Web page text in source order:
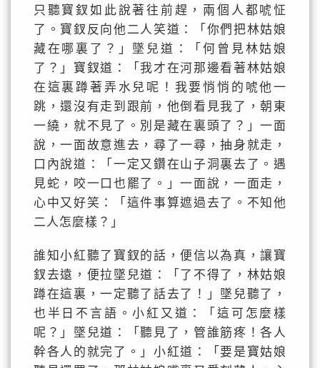
只聽寶釵如此說著往前趕，兩個人都唬怔
了。寶釵反向他二人笑道：「你們把林姑娘
藏在哪裏了？」墜兒道：「何曾見林姑娘
了？」寶釵道：「我才在河那邊看著林姑娘
在這裏蹲著弄水兒呢！我要悄悄的唬他一
跳，還沒有走到跟前，他倒看見我了，朝東
一繞，就不見了。別是藏在裏頭了？」一面
說，一面故意進去，尋了一尋，抽身就走，
口內說道：「一定又鑽在山子洞裏去了。遇
見蛇，咬一口也罷了。」一面說，一面走，
心中又好笑：「這件事算遮過去了。不知他
二人怎麼樣？」
誰知小紅聽了寶釵的話，便信以為真，讓寶
釵去遠，便拉墜兒道：「了不得了，林姑娘
蹲在這裏，一定聽了話去了！」墜兒聽了，
也半日不言語。小紅又道：「這可怎麼樣
呢？」墜兒道：「聽見了，管誰筋疼！各人
幹各人的就完了。」小紅道：「要是寶姑娘